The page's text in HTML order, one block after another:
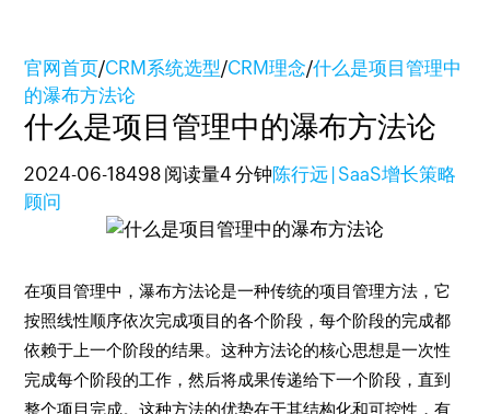
官网首页/CRM系统选型/CRM理念/什么是项目管理中
的瀑布方法论
什么是项目管理中的瀑布方法论
2024-06-18498 阅读量4 分钟陈行远 | SaaS增长策略
顾问
在项目管理中，瀑布方法论是一种传统的项目管理方法，它
按照线性顺序依次完成项目的各个阶段，每个阶段的完成都
依赖于上一个阶段的结果。这种方法论的核心思想是一次性
完成每个阶段的工作，然后将成果传递给下一个阶段，直到
整个项目完成。这种方法的优势在于其结构化和可控性，有